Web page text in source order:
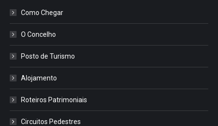
Como Chegar
O Concelho
Posto de Turismo
Alojamento
Roteiros Patrimoniais
Circuitos Pedestres